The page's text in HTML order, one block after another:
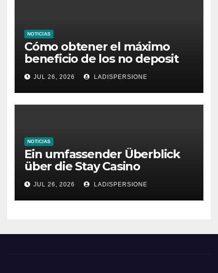
NOTICIAS
Cómo obtener el máximo
beneficio de los no deposit
bonus codes de roby casino
JUL 26, 2026 LADISPERSIONE
NOTICIAS
Ein umfassender Überblick
über die Stay Casino
Bonusbedingungen
JUL 26, 2026 LADISPERSIONE